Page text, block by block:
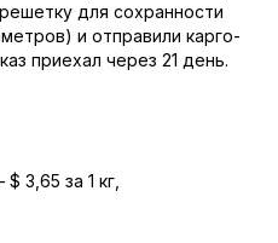
для сохранности
и отправили карго-
приехал через 21 день.
3,65 за 1 кг,